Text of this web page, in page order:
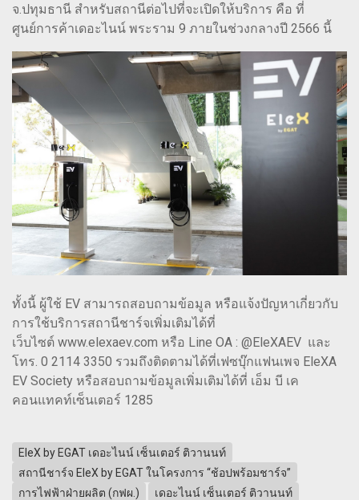
จ.ปทุมธานี สำหรับสถานีต่อไปที่จะเปิดให้บริการ คือ ที่
ศูนย์การค้าเดอะไนน์ พระราม 9 ภายในช่วงกลางปี 2566 นี้
ทั้งนี้ ผู้ใช้ EV สามารถสอบถามข้อมูล หรือแจ้งปัญหาเกี่ยวกับ
การใช้บริการสถานีชาร์จเพิ่มเติมได้ที่
เว็บไซต์ www.elexaev.com หรือ Line OA : @EleXAEV และ
โทร. 0 2114 3350 รวมถึงติดตามได้ที่เฟซบุ๊กแฟนเพจ EleXA
EV Society หรือสอบถามข้อมูลเพิ่มเติมได้ที่ เอ็ม บี เค
คอนแทคท์เซ็นเตอร์ 1285
EleX by EGAT เดอะไนน์ เซ็นเตอร์ ติวานนท์
สถานีชาร์จ EleX by EGAT ในโครงการ “ช้อปพร้อมชาร์จ”
การไฟฟ้าฝ่ายผลิต (กฟผ.)
เดอะไนน์ เซ็นเตอร์ ติวานนท์